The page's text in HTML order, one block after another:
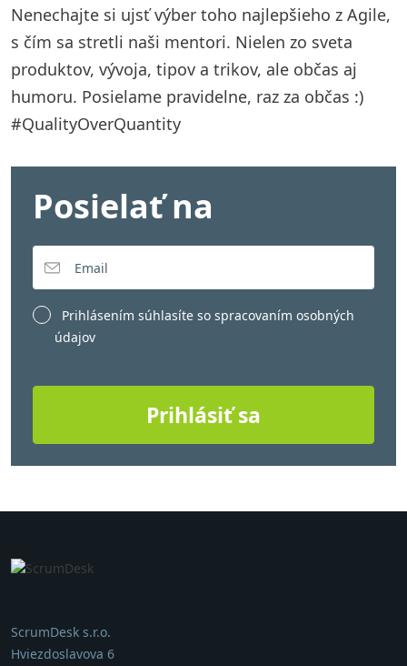
Nenechajte si ujsť výber toho najlepšieho z Agile,
s čím sa stretli naši mentori. Nielen zo sveta
produktov, vývoja, tipov a trikov, ale občas aj
humoru. Posielame pravidelne, raz za občas :)
#QualityOverQuantity
Posielať na
Prihlásením súhlasíte so spracovaním osobných
údajov
Prihlásiť sa
ScrumDesk s.r.o.
Hviezdoslavova 6